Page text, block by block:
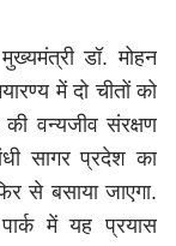
मुख्यमंत्री डॉ. मोहन
में दो चीतों को
वन्यजीव संरक्षण
सागर प्रदेश का
से बसाया जाएगा.
में यह प्रयास